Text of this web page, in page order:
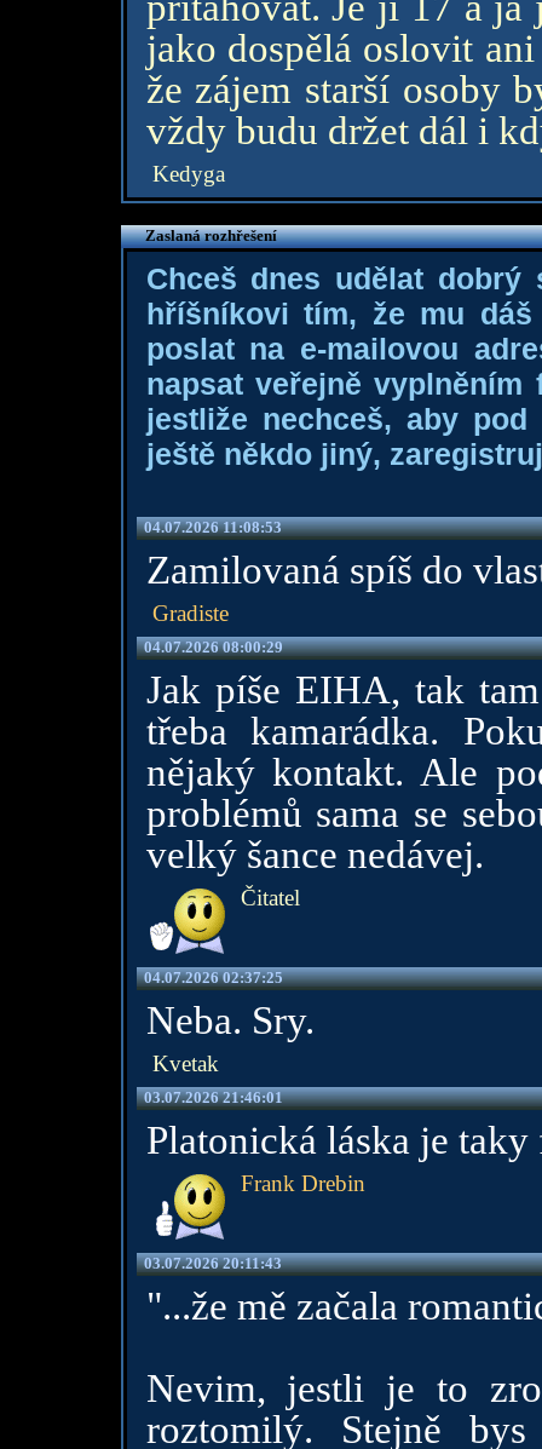
jako dospělá oslovit
že zájem starší osoby
vždy budu držet dál i
Kedyga
Zaslaná rozhřešení
Chceš dnes udělat dobrý
hříšníkovi tím, že mu
poslat na e-mailovou
napsat veřejně
jestliže nechceš, aby
ještě někdo jiný,
04.07.2026 11:08:53
Zamilovaná spíš do
Gradiste
04.07.2026 08:00:29
Jak píše EIHA, tak
třeba kamarádka.
nějaký kontakt. Ale
problémů sama se
velký šance nedávej.
Čitatel
04.07.2026 02:37:25
Neba. Sry.
Kvetak
03.07.2026 21:46:01
Platonická láska je taky
Frank Drebin
03.07.2026 20:11:43
"...že mě začala
Nevim, jestli je to
roztomilý. Stejně